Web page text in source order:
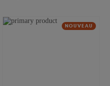
NOUVEAU